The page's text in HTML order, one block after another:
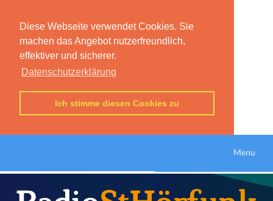
Diese Webseite verwendet Cookies. Sie
machen das Angebot nutzerfreundlich,
effektiver und sicherer.
Datenschutzerklärung
Ich stimme diesen Cookies zu
Menu